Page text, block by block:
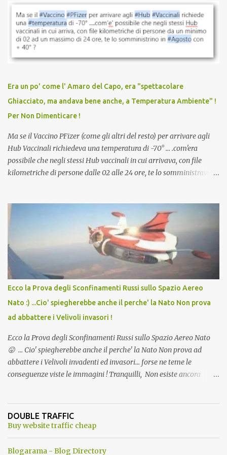
vaccinazione. Non avevamo mai sentito parlare di ricompense,
sconti, incentivi per vaccinarsi. Non avevamo mai visto
discriminazioni per coloro che non l’hanno fatto. Se non sei stato
vaccinato, nessuno aveva prima cercato di farti sentire una
persona cattiva. Non avevamo mai visto un vaccino che minacci le
vaccino usato per minacciare i mezzi di sussistenza, il lavoro o la
scuola. Non avevamo mai visto un vaccino che permettesse a un
dodicenne di ignorare il consenso dei genitori. Dopo tutti i vaccini
che abbiamo elencato sopra...
Era un po' come l' Amaro del Capo, era "spettacolare
Ghiacciato, ma andava bene anche, a Temperatura Ambiente" !
Per Non Dimenticare !
Ma se il Vaccino PFizer (come gli altri del resto) per arrivare agli
Hub Vaccinali richiedeva una temperatura di -70° ... .com'era
possibile che negli stessi Hub vaccinali in cui arrivava, con file
kilometriche di persone dalle 02 alle 24 ore, te lo somministravano
Vaccino come: l' Amaro del Capo, era "spettacolare Ghiacciato, ma
andava bene anche, a Temperatura Ambiente"! Riproponiamo
l'articolo per NON Dimenticare!
Ecco la Prova degli Sconfinamenti Russi sullo Spazio Aereo
Nato :) ...Cio' spiegherebbe anche il perche' la Nato Non prova
ad abbattere i Velivoli invasori !
Ecco la Prova degli Sconfinamenti Russi sullo Spazio Aereo Nato
😛 ... Cio' spiegherebbe anche il perche' la Nato Non prova ad
abbattere i Velivoli invadenti ed invasori... forse ne teme le
conseguenze viste le immagini ! Tranquilli, Non esiste ancora
ancora una fantasia Nato o forse una "False Flag", per provocare
una guerra mondiale che difficilmente da menti sane, potrebbe
DOUBLE TRAFFIC
Buy website traffic cheap
Blogarama - Blog Directory